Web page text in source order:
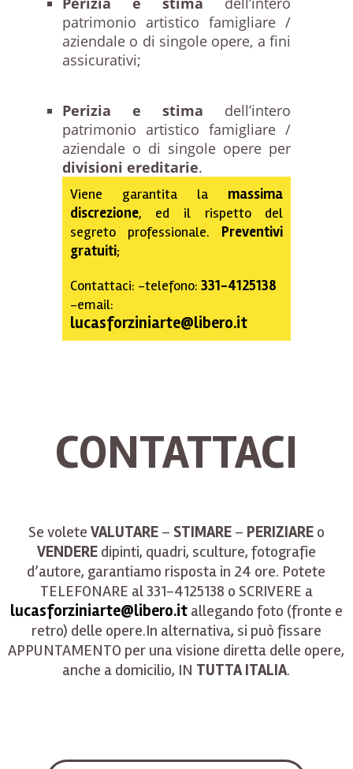
patrimonio artistico famigliare /
aziendale o di singole opere, a fini
assicurativi;
Perizia e stima dell’intero
patrimonio artistico famigliare /
aziendale o di singole opere per
divisioni ereditarie.
Viene garantita la massima
discrezione, ed il rispetto del
segreto professionale. Preventivi
gratuiti;
Contattaci: -telefono: 331-4125138
-email:
lucasforziniarte@libero.it
CONTATTACI
Se volete VALUTARE– STIMARE– PERIZIAREo
VENDEREdipinti, quadri, sculture, fotografie
d’autore, garantiamo risposta in 24 ore. Potete
TELEFONARE al 331-4125138 o SCRIVERE a
lucasforziniarte@libero.itallegando foto (fronte e
retro) delle opere.In alternativa, si può fissare
APPUNTAMENTO per una visione diretta delle opere,
anche a domicilio, IN TUTTA ITALIA.